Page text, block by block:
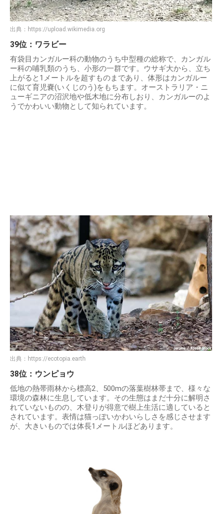
出典： https://upload.wikimedia.org
39位：ワラビー
有袋目カンガルー科の動物のうち中型種の総称で、カンガル
ー科の哺乳類のうち、小形の一群です。ウサギ大から、立ち
上がると1メートルを超すものまであり、体形はカンガルー
に似て育児嚢(いくじのう)をもちます。オーストラリア・ニ
ューギニアの沼沢地や低木地に分布しおり、カンガルーのよ
うでかわいい動物として知られています。
出典： https://ecotopia.earth
38位：ウンピョウ
低地の熱帯雨林から標高2、500mの落葉樹林帯まで、様々な
環境の森林に生息しています。その生態はまだ十分に解明さ
れていないものの、木登りが得意で樹上生活に適していると
されています。表情は猫っぽいかわいらしさを感じさせます
が、大きいものでは体長1メートルほどあります。